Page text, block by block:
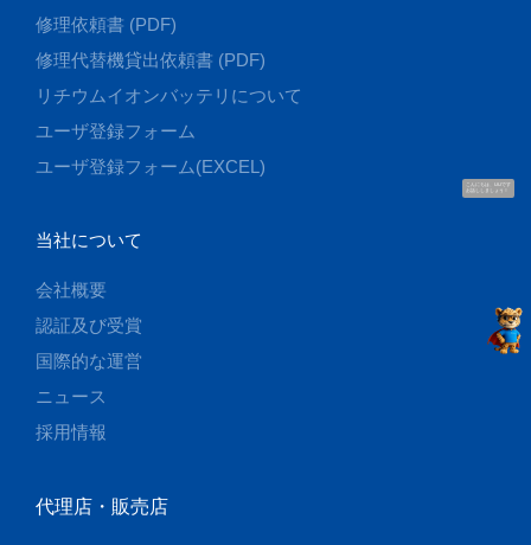
こんにちは、UUです
お話ししましょう！
修理依頼書 (PDF)
修理代替機貸出依頼書 (PDF)
リチウムイオンバッテリについて
ユーザ登録フォーム
ユーザ登録フォーム(EXCEL)
当社について
会社概要
認証及び受賞
国際的な運営
ニュース
採用情報
代理店・販売店